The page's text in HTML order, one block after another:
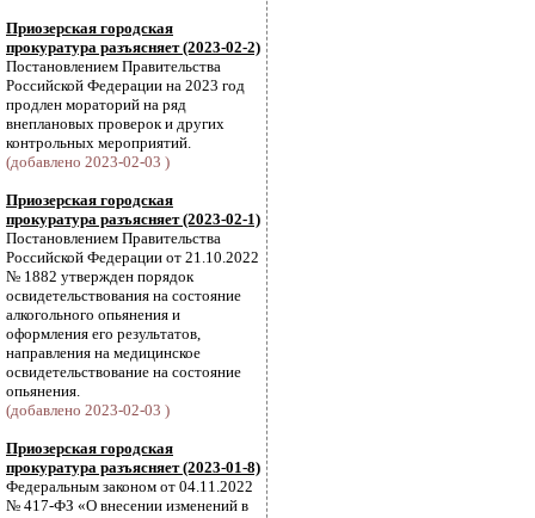
Приозерская городская
прокуратура разъясняет (2023-02-2)
Постановлением Правительства
Российской Федерации на 2023 год
продлен мораторий на ряд
внеплановых проверок и других
контрольных мероприятий.
(добавлено 2023-02-03 )
Приозерская городская
прокуратура разъясняет (2023-02-1)
Постановлением Правительства
Российской Федерации от 21.10.2022
№ 1882 утвержден порядок
освидетельствования на состояние
алкогольного опьянения и
оформления его результатов,
направления на медицинское
освидетельствование на состояние
опьянения.
(добавлено 2023-02-03 )
Приозерская городская
прокуратура разъясняет (2023-01-8)
Федеральным законом от 04.11.2022
№ 417-ФЗ «О внесении изменений в